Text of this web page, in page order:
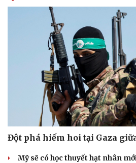
Đột phá hiếm hoi tại Gaza
Mỹ sẽ có học thuyết hạt nhân